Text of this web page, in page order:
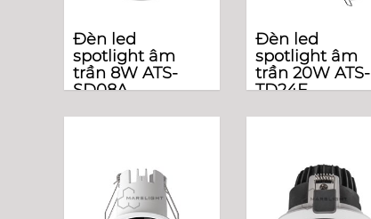
Đèn led
spotlight âm
trần 8W ATS-
SD08A
Đèn led
spotlight âm
trần 20W ATS-
TD24F